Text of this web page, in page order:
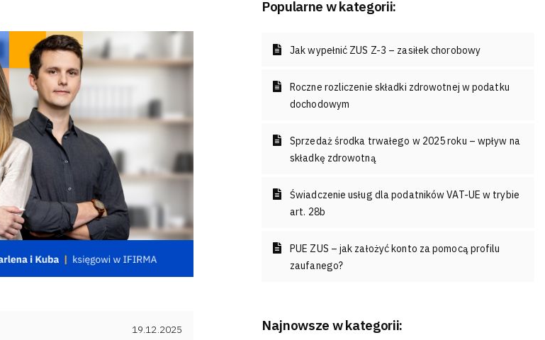
19.12.2025
Popularne w kategorii:
Jak wypełnić ZUS Z-3 – zasiłek chorobowy
Roczne rozliczenie składki zdrowotnej w podatku
dochodowym
Sprzedaż środka trwałego w 2025 roku – wpływ na
składkę zdrowotną
Świadczenie usług dla podatników VAT-UE w trybie
art. 28b
PUE ZUS – jak założyć konto za pomocą profilu
zaufanego?
Najnowsze w kategorii: